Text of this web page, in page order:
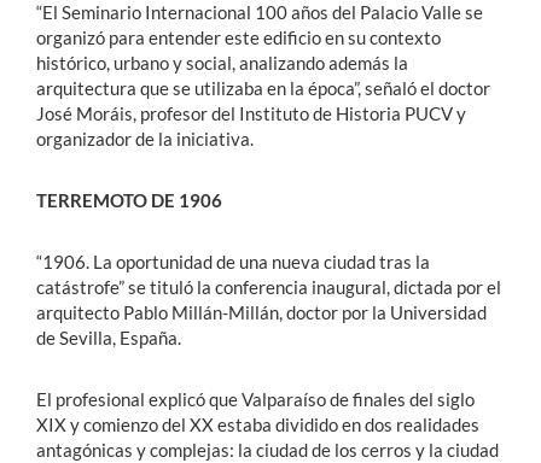
“El Seminario Internacional 100 años del Palacio Valle se
organizó para entender este edificio en su contexto
histórico, urbano y social, analizando además la
arquitectura que se utilizaba en la época”, señaló el doctor
José Moráis, profesor del Instituto de Historia PUCV y
organizador de la iniciativa.
TERREMOTO DE 1906
“1906. La oportunidad de una nueva ciudad tras la
catástrofe” se tituló la conferencia inaugural, dictada por el
arquitecto Pablo Millán-Millán, doctor por la Universidad
de Sevilla, España.
El profesional explicó que Valparaíso de finales del siglo
XIX y comienzo del XX estaba dividido en dos realidades
antagónicas y complejas: la ciudad de los cerros y la ciudad